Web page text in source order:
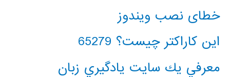
خطای نصب ویندوز
این کاراکتر چیست؟ 65279
معرفي يك سايت يادگيري زبان